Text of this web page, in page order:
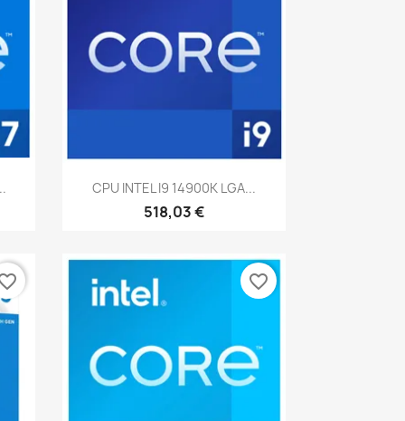
Vista rápida
CPU INTEL I9 14900K LGA...
518,03 €
favorite_border